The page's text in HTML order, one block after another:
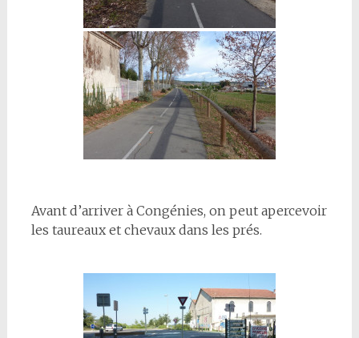
Avant d’arriver à Congénies, on peut apercevoir
les taureaux et chevaux dans les prés.